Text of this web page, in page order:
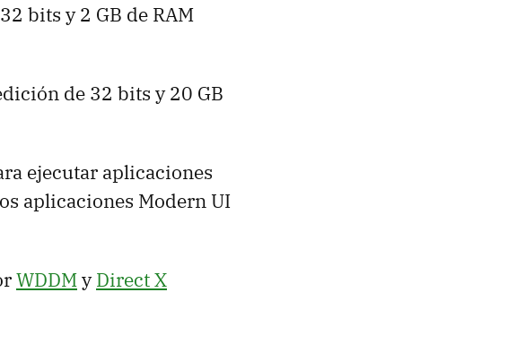
bits y 2 GB de RAM
de 32 bits y 20 GB
ejecutar aplicaciones
aplicaciones Modern UI
WDDMyDirect X